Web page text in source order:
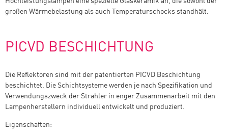
großen Wärmebelastung als auch Temperaturschocks standhält.
PICVD BESCHICHTUNG
Die Reflektoren sind mit der patentierten PICVD Beschichtung
beschichtet. Die Schichtsysteme werden je nach Spezifikation und
Verwendungszweck der Strahler in enger Zusammenarbeit mit den
Lampenherstellern individuell entwickelt und produziert.
Eigenschaften: